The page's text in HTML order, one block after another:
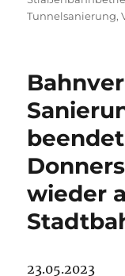
Tunnelsanierung,
wieder
23.05.2023